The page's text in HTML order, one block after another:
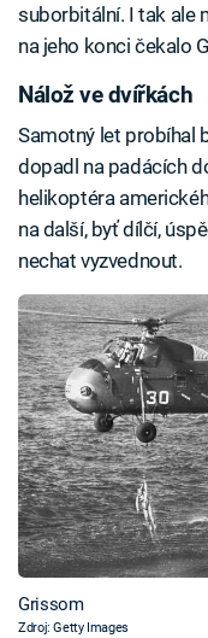
suborbitální. I tak ale
na jeho konci čekalo
Nálož ve dvířkách
Samotný let probíhal
dopadl na padácích
helikoptéra
na další, byť dílčí,
nechat vyzvednout.
Grissom
Zdroj: Getty Images